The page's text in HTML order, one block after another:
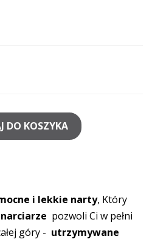
DO KOSZYKA
i lekkie narty, Który
pozwoli Ci w pełni
góry - utrzymywane